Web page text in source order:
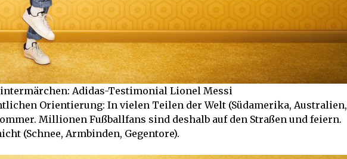
Adidas-Testimonial Lionel Messi
Orientierung: In vielen Teilen der Welt (Südamerika, Australien,
Millionen Fußballfans sind deshalb auf den Straßen und feiern.
(Schnee, Armbinden, Gegentore).